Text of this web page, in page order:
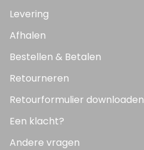
Levering
Afhalen
Bestellen & Betalen
Retourneren
Retourformulier downloaden
Een klacht?
Andere vragen